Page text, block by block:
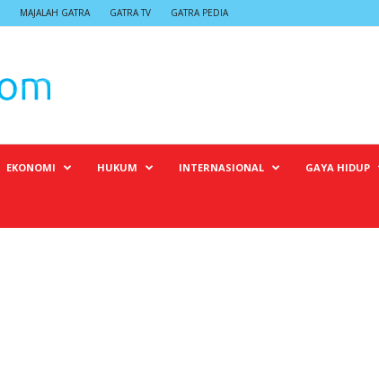
MAJALAH GATRA GATRA TV GATRA PEDIA
EKONOMI HUKUM INTERNASIONAL GAYA HIDUP